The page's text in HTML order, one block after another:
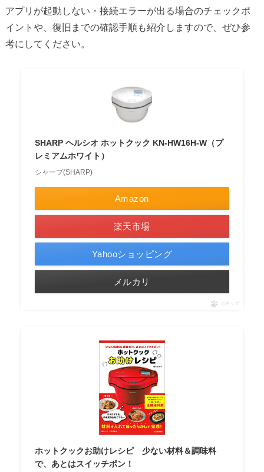
アプリが起動しない・接続エラーが出る場合のチェックポ
イントや、復旧までの確認手順も紹介しますので、ぜひ参
考にしてください。
SHARP ヘルシオ ホットクック KN-HW16H-W（プ
レミアムホワイト）
シャープ(SHARP)
Amazon
楽天市場
Yahooショッピング
メルカリ
ポチップ
ホットクックお助けレシピ 少ない材料＆調味料
で、あとはスイッチポン！